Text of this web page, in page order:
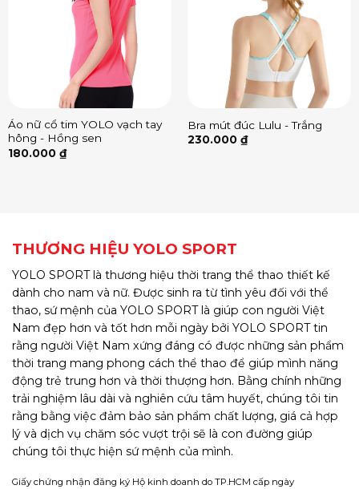
Áo nữ cổ tim YOLO vạch tay
hông - Hồng sen
180.000 ₫
Bra mút đúc Lulu - Trắng
230.000 ₫
THƯƠNG HIỆU YOLO SPORT
YOLO SPORT là thương hiệu thời trang thể thao thiết kế
dành cho nam và nữ. Được sinh ra từ tình yêu đối với thể
thao, sứ mệnh của YOLO SPORT là giúp con người Việt
Nam đẹp hơn và tốt hơn mỗi ngày bởi YOLO SPORT tin
rằng người Việt Nam xứng đáng có được những sản phẩm
thời trang mang phong cách thể thao để giúp mình năng
động trẻ trung hơn và thời thượng hơn. Bằng chính những
trải nghiệm lâu dài và nghiên cứu tâm huyết, chúng tôi tin
rằng bằng việc đảm bảo sản phẩm chất lượng, giá cả hợp
lý và dịch vụ chăm sóc vượt trội sẽ là con đường giúp
chúng tôi thực hiện sứ mệnh của mình.
Giấy chứng nhận đăng ký Hộ kinh doanh do TP.HCM cấp ngày